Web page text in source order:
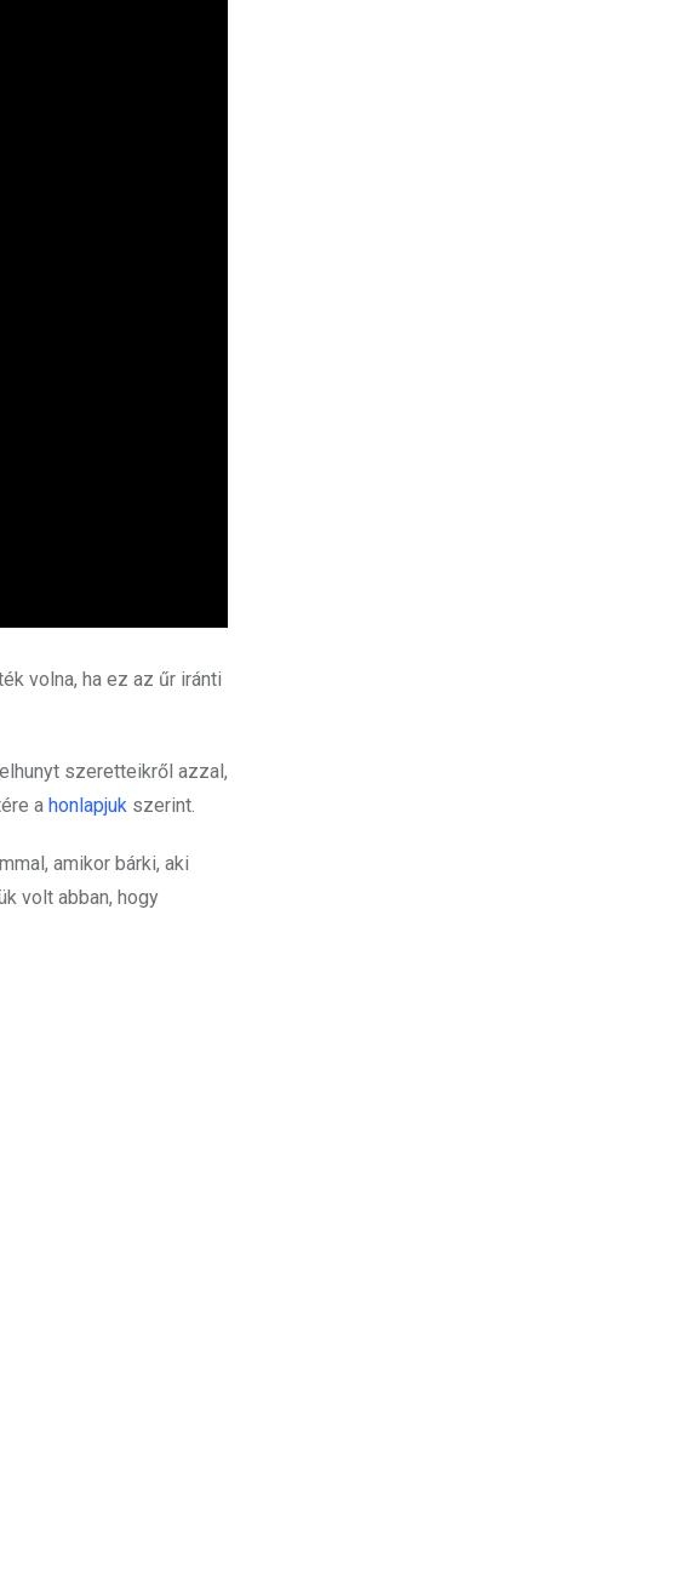
volna, ha ez az űr iránti
szeretteikről azzal,
a honlapjuk szerint.
amikor bárki, aki
volt abban, hogy